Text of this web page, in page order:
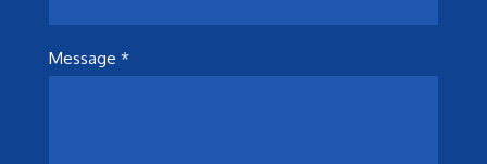
Message *